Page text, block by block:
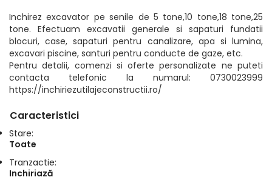
Inchirez excavator pe senile de 5 tone,10 tone,18 tone,25
tone. Efectuam excavatii generale si sapaturi fundatii
blocuri, case, sapaturi pentru canalizare, apa si lumina,
excavari piscine, santuri pentru conducte de gaze, etc.
Pentru detalii, comenzi si oferte personalizate ne puteti
contacta telefonic la numarul: 0730023999
https://inchiriezutilajeconstructii.ro/
Caracteristici
Stare:
Toate
Tranzactie:
Inchiriază